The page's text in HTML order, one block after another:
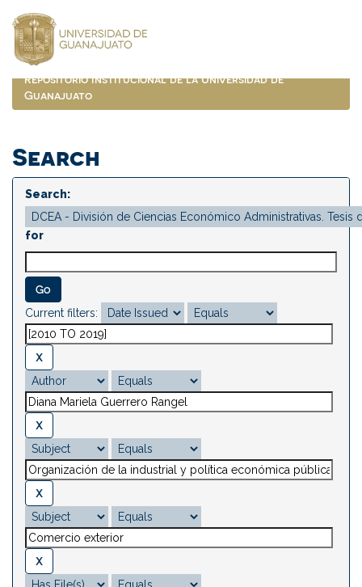
navigation
Repositorio Institucional de la Universidad de
Guanajuato
Search
Search:
for
Current filters: